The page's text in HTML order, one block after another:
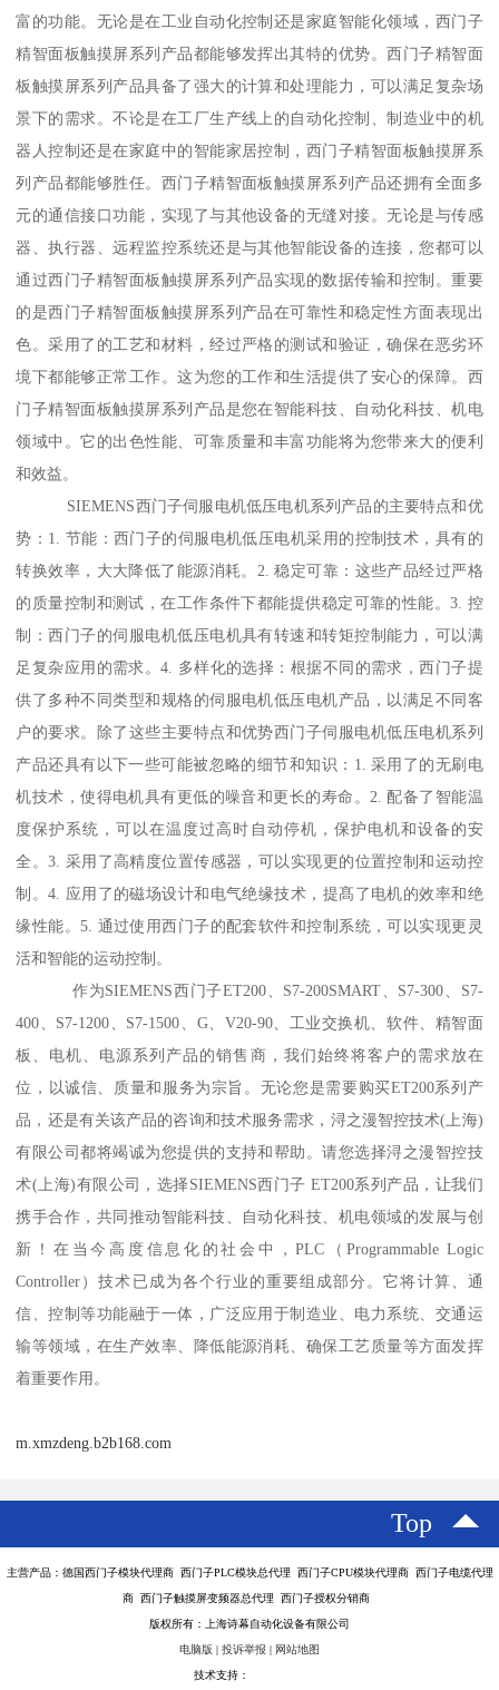
富的功能。无论是在工业自动化控制还是家庭智能化领域，西门子
精智面板触摸屏系列产品都能够发挥出其特的优势。西门子精智面
板触摸屏系列产品具备了强大的计算和处理能力，可以满足复杂场
景下的需求。不论是在工厂生产线上的自动化控制、制造业中的机
器人控制还是在家庭中的智能家居控制，西门子精智面板触摸屏系
列产品都能够胜任。西门子精智面板触摸屏系列产品还拥有全面多
元的通信接口功能，实现了与其他设备的无缝对接。无论是与传感
器、执行器、远程监控系统还是与其他智能设备的连接，您都可以
通过西门子精智面板触摸屏系列产品实现的数据传输和控制。重要
的是西门子精智面板触摸屏系列产品在可靠性和稳定性方面表现出
色。采用了的工艺和材料，经过严格的测试和验证，确保在恶劣环
境下都能够正常工作。这为您的工作和生活提供了安心的保障。西
门子精智面板触摸屏系列产品是您在智能科技、自动化科技、机电
领域中。它的出色性能、可靠质量和丰富功能将为您带来大的便利
和效益。
SIEMENS西门子伺服电机低压电机系列产品的主要特点和优
势：1. 节能：西门子的伺服电机低压电机采用的控制技术，具有的
转换效率，大大降低了能源消耗。2. 稳定可靠：这些产品经过严格
的质量控制和测试，在工作条件下都能提供稳定可靠的性能。3. 控
制：西门子的伺服电机低压电机具有转速和转矩控制能力，可以满
足复杂应用的需求。4. 多样化的选择：根据不同的需求，西门子提
供了多种不同类型和规格的伺服电机低压电机产品，以满足不同客
户的要求。除了这些主要特点和优势西门子伺服电机低压电机系列
产品还具有以下一些可能被忽略的细节和知识：1. 采用了的无刷电
机技术，使得电机具有更低的噪音和更长的寿命。2. 配备了智能温
度保护系统，可以在温度过高时自动停机，保护电机和设备的安
全。3. 采用了高精度位置传感器，可以实现更的位置控制和运动控
制。4. 应用了的磁场设计和电气绝缘技术，提髙了电机的效率和绝
缘性能。5. 通过使用西门子的配套软件和控制系统，可以实现更灵
活和智能的运动控制。
作为SIEMENS西门子ET200、S7-200SMART、S7-300、S7-
400、S7-1200、S7-1500、G、V20-90、工业交换机、软件、精智面
板、电机、电源系列产品的销售商，我们始终将客户的需求放在
位，以诚信、质量和服务为宗旨。无论您是需要购买ET200系列产
品，还是有关该产品的咨询和技术服务需求，浔之漫智控技术(上海)
有限公司都将竭诚为您提供的支持和帮助。请您选择浔之漫智控技
术(上海)有限公司，选择SIEMENS西门子 ET200系列产品，让我们
携手合作，共同推动智能科技、自动化科技、机电领域的发展与创
新！在当今高度信息化的社会中，PLC（Programmable Logic
Controller）技术已成为各个行业的重要组成部分。它将计算、通
信、控制等功能融于一体，广泛应用于制造业、电力系统、交通运
输等领域，在生产效率、降低能源消耗、确保工艺质量等方面发挥
着重要作用。
m.xmzdeng.b2b168.com
Top
主营产品：德国西门子模块代理商 西门子PLC模块总代理 西门子CPU模块代理商 西门子电缆代理
商 西门子触摸屏变频器总代理 西门子授权分销商
版权所有：上海诗幕自动化设备有限公司
电脑版 | 投诉举报 | 网站地图
技术支持：